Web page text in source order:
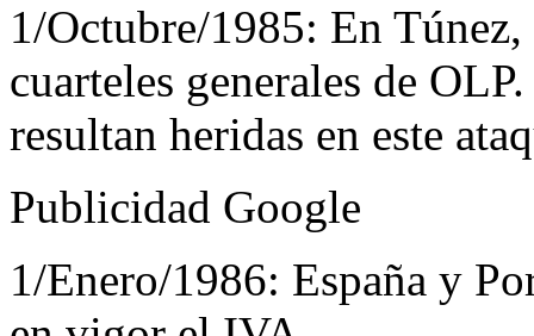
1/Octubre/1985: En Túnez,
cuarteles generales de
resultan heridas en este
Publicidad Google
1/Enero/1986: España y